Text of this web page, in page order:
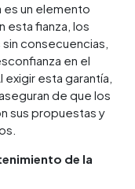
es un elemento
esta fianza, los
consecuencias,
en el
esta garantía,
de que los
sus propuestas y
de la